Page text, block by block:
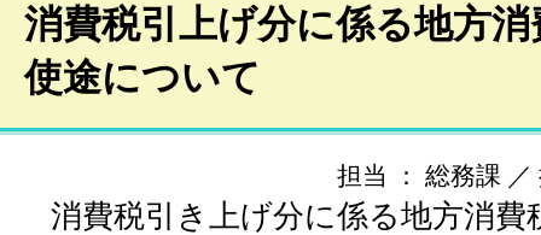
消費税引上げ分に係る地方
使途について
担当 ： 総務課 ／
消費税引き上げ分に係る地方消費